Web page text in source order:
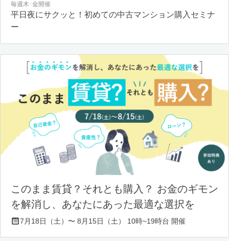
毎週木･金開催
平日夜にサクッと！初めての中古マンション購入セミナ
ー
このまま賃貸？それとも購入？ お金のギモン
を解消し、あなたにあった最適な選択を
7月18日（土）〜 8月15日（土） 10時~19時台 開催